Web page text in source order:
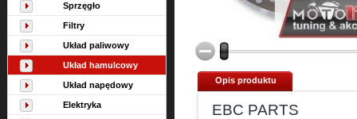
Sprzęgło
Filtry
Układ paliwowy
Układ hamulcowy
Układ napędowy
Elektryka
Opis produktu
EBC PARTS